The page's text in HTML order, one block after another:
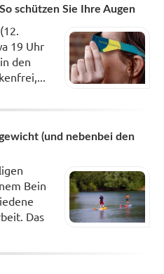
schützen Sie Ihre Augen
19 Uhr
den
(und nebenbei den
Bein
Das